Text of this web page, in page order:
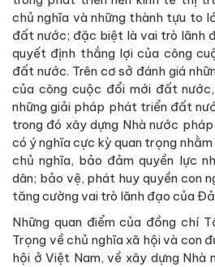
chủ nghĩa và những thành tựu to
đất nước; đặc biệt là vai trò lãnh
quyết định thắng lợi của công
đất nước. Trên cơ sở đánh giá
của công cuộc đổi mới đất
những giải pháp phát triển đất
trong đó xây dựng Nhà nước
có ý nghĩa cực kỳ quan trọng
chủ nghĩa, bảo đảm quyền lực
dân; bảo vệ, phát huy quyền con
tăng cường vai trò lãnh đạo của
Những quan điểm của đồng chí
Trọng về chủ nghĩa xã hội và con
hội ở Việt Nam, về xây dựng Nhà